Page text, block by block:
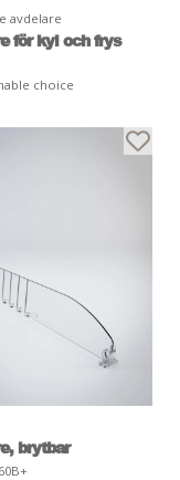
avdelare
för kyl och frys
choice
brytbar